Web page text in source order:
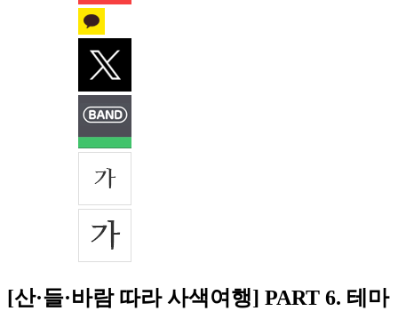
[산·들·바람 따라 사색여행] PART 6. 테마